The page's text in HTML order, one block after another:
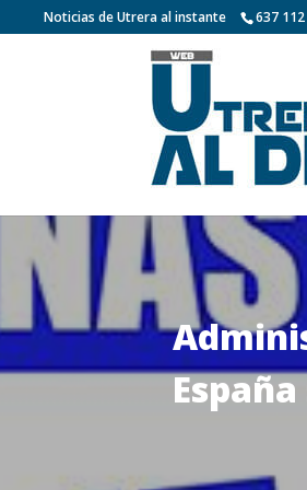
Noticias de Utrera al instante 637